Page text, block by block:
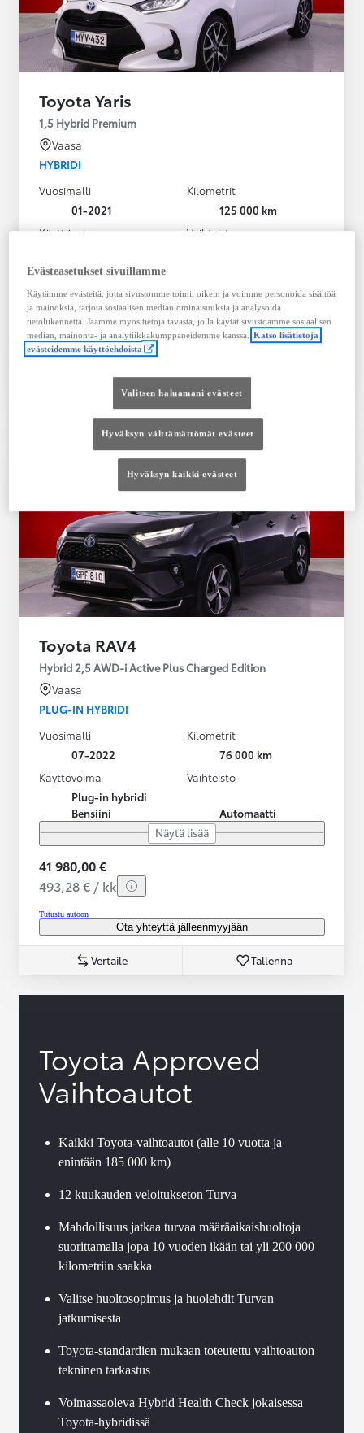
Toyota Yaris
1,5 Hybrid Premium
Vaasa
HYBRIDI
Vuosimalli
01-2021
Kilometrit
125 000 km
Käyttövoima
Vaihteisto
Näytä lisää
20 980,00 €
283,35 € / kk
Tutustu autoon
Vertaile
Toyota RAV4
Hybrid 2,5 AWD-i Active Plus Charged Edition
Vaasa
PLUG-IN HYBRIDI
Vuosimalli
07-2022
Kilometrit
76 000 km
Käyttövoima
Plug-in hybridi
Bensiini
Vaihteisto
Automaatti
Näytä lisää
41 980,00 €
493,28 € / kk
Tutustu autoon
Ota yhteyttä jälleenmyyjään
Vertaile Tallenna
Toyota Approved
Vaihtoautot
Kaikki Toyota-vaihtoautot (alle 10 vuotta ja
enintään 185 000 km)
12 kuukauden veloitukseton Turva
Mahdollisuus jatkaa turvaa määräaikaishuoltoja
suorittamalla jopa 10 vuoden ikään tai yli 200 000
kilometriin saakka
Valitse huoltosopimus ja huolehdit Turvan
jatkumisesta
Toyota-standardien mukaan toteutettu vaihtoauton
tekninen tarkastus
Voimassaoleva Hybrid Health Check jokaisessa
Toyota-hybridissä
Evästeasetukset sivuillamme
Käytämme evästeitä, jotta sivustomme toimii oikein ja voimme personoida sisältöä
ja mainoksia, tarjota sosiaalisen median ominaisuuksia ja analysoida
tietoliikennettä. Jaamme myös tietoja tavasta, jolla käytät sivustoamme sosiaalisen
median, mainonta- ja analytiikkakumppaneidemme kanssa. Katso lisätietoja
evästeidemme käyttöehdoista
Valitsen haluamani evästeet
Hyväksyn välttämättömät evästeet
Hyväksyn kaikki evästeet